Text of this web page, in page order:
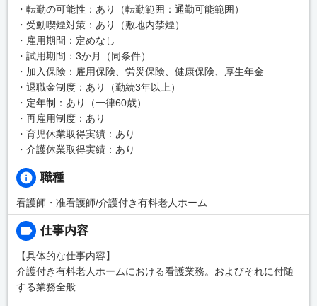
・転勤の可能性：あり（転勤範囲：通勤可能範囲）
・受動喫煙対策：あり（敷地内禁煙）
・雇用期間：定めなし
・試用期間：3か月（同条件）
・加入保険：雇用保険、労災保険、健康保険、厚生年金
・退職金制度：あり（勤続3年以上）
・定年制：あり（一律60歳）
・再雇用制度：あり
・育児休業取得実績：あり
・介護休業取得実績：あり
職種
看護師・准看護師/介護付き有料老人ホーム
仕事内容
【具体的な仕事内容】
介護付き有料老人ホームにおける看護業務。およびそれに付随
する業務全般